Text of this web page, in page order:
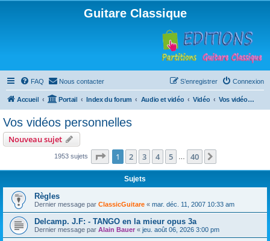
Guitare Classique
FAQ Nous contacter Connexion
S’enregistrer
Accueil Portail Index du forum Audio et vidéo Vidéo Vos vidéos personnelles
Vos vidéos personnelles
Nouveau sujet
1953 sujets Page 1sur40
1 2 3 4 5 40
Sujets
Règles
Dernier message par ClassicGuitare « mar. déc. 11, 2007 10:33 am
Delcamp. J.F: - TANGO en la mieur opus 3a
Dernier message par Alain Bauer « jeu. août 06, 2026 3:00 pm